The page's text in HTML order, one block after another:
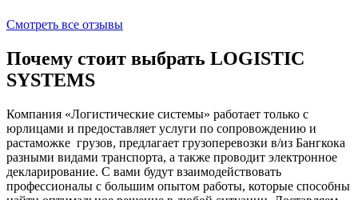
Смотреть все отзывы
Почему стоит выбрать LOGISTIC
SYSTEMS
Компания «Логистические системы» работает только с
юрлицами и предоставляет услуги по сопровождению и
растаможке грузов, предлагает грузоперевозки в/из Бангкока
разными видами транспорта, а также проводит электронное
декларирование. С вами будут взаимодействовать
профессионалы с большим опытом работы, которые способны